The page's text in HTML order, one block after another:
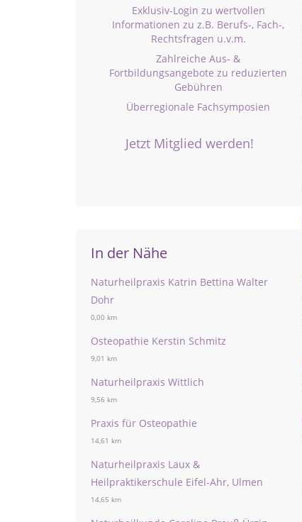
Exklusiv-Login zu wertvollen
Informationen zu z.B. Berufs-, Fach-,
Rechtsfragen u.v.m.
Zahlreiche Aus- &
Fortbildungsangebote zu reduzierten
Gebühren
Überregionale Fachsymposien
Jetzt Mitglied werden!
In der Nähe
Naturheilpraxis Katrin Bettina Walter
Dohr
0,00 km
Osteopathie Kerstin Schmitz
9,01 km
Naturheilpraxis Wittlich
9,56 km
Praxis für Osteopathie
14,61 km
Naturheilpraxis Laux &
Heilpraktikerschule Eifel-Ahr, Ulmen
14,65 km